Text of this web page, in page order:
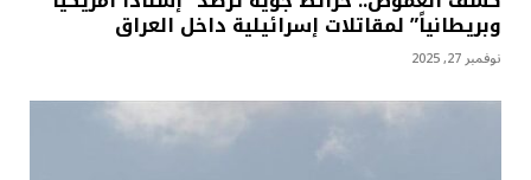
وبريطانياً” لمقاتلات إسرائيلية داخل العراق
نوفمبر 27, 2025